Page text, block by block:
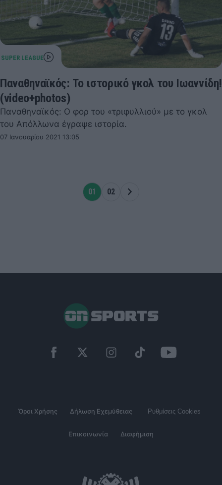
Παναθηναϊκός: Το ιστορικό γκολ του Ιωαννίδη!
(video+photos)
Παναθηναϊκός: Ο φορ του «τριφυλλιού» με το γκολ
του Απόλλωνα έγραψε ιστορία.
07 Ιανουαρίου 2021 13:05
01 02
Όροι Χρήσης Δήλωση Εχεμύθειας Ρυθμίσεις Cookies
Επικοινωνία Διαφήμιση